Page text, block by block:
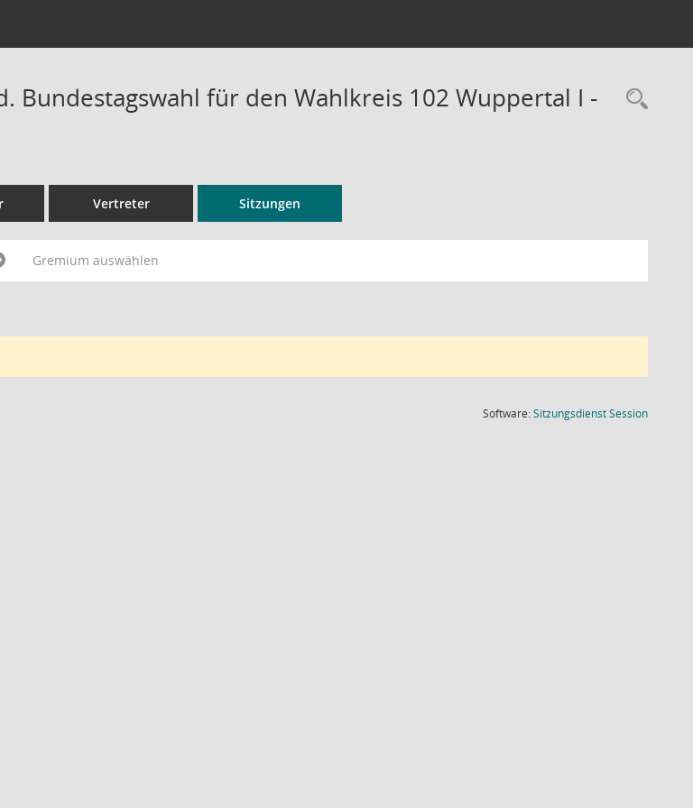
Bundestagswahl für den Wahlkreis 102 Wuppertal I -
Vertreter Sitzungen
Gremium auswählen
Software:SitzungsdienstSession(Wird in